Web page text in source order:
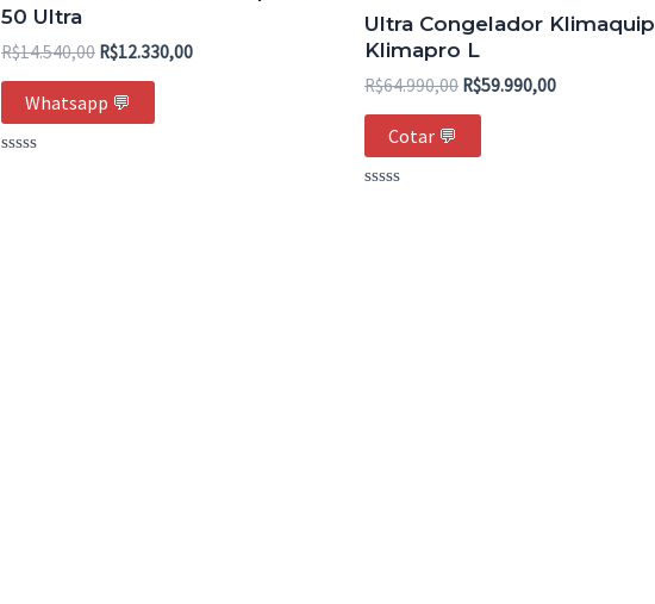
50 Ultra
R$14.540,00 R$12.330,00
Whatsapp 💬
Ultra Congelador Klimaquip
Klimapro L
R$64.990,00
R$64.990,00.
R$59.990,00
R$59.990,00.
Cotar 💬